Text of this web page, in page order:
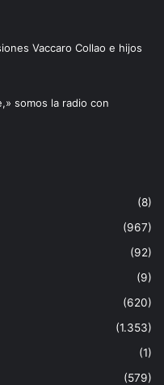
Vaccaro Collao e hijos
somos la radio con
(8)
(967)
(92)
(9)
(620)
(1.353)
(1)
(579)